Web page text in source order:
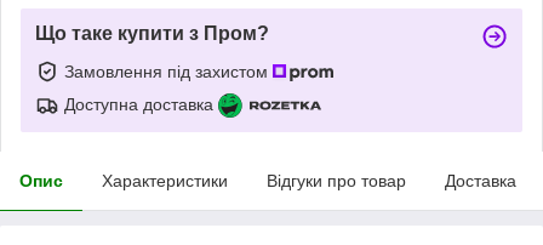
Що таке купити з Пром?
Замовлення під захистом
Доступна доставка
Опис Характеристики Відгуки про товар Доставка